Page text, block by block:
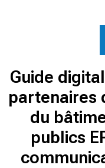
Guide
partenaires
du
publics